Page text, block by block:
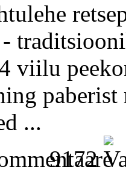
viilu
...
9172